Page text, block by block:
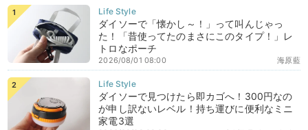
ダイソーで「懐かし～！」って叫んじゃっ
た！「昔使ってたのまさにこのタイプ！」レ
トロなポーチ
海原藍
2026/08/01 08:00
ダイソーで見つけたら即カゴへ！300円なの
が申し訳ないレベル！持ち運びに便利なミニ
家電3選